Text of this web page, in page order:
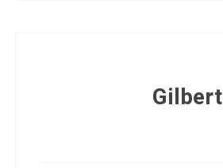
Gilbert